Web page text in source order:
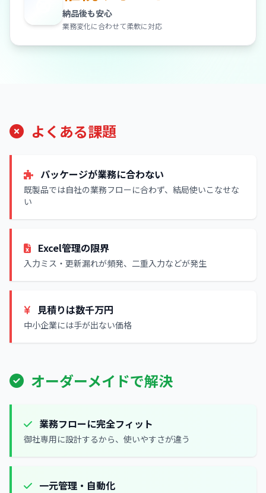
納品後も安心
業務変化に合わせて柔軟に対応
よくある課題
パッケージが業務に合わない
既製品では自社の業務フローに合わず、結局使いこなせな
い
Excel管理の限界
入力ミス・更新漏れが頻発、二重入力などが発生
見積りは数千万円
中小企業には手が出ない価格
オーダーメイドで解決
業務フローに完全フィット
御社専用に設計するから、使いやすさが違う
一元管理・自動化